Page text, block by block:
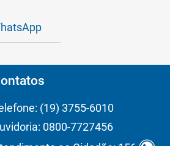
(19) 3755-6010
0800-7727456